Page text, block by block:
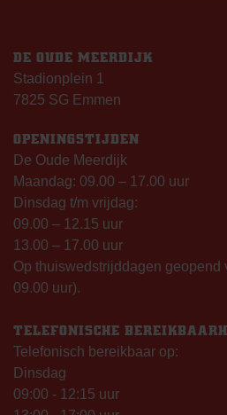
DE OUDE MEERDIJK
Stadionplein 1
7825 SG Emmen
OPENINGSTIJDEN
De Oude Meerdijk
Maandag: 09.00 – 17.00 uur
Dinsdag t/m vrijdag:
09.00 – 12.15 uur
13.00 – 17.00 uur
Op thuiswedstrijddagen geopend
09.00 uur).
TELEFONISCHE
Telefonisch bereikbaar op:
Dinsdag
09:00 - 12:15 uur